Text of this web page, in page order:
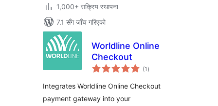
1,000+ सक्रिय स्थापना
7.1 सँग जाँच गरिएको
Worldline Online
Checkout
(1 कुल
रेटिङ्गहरू
)
Integrates Worldline Online Checkout
payment gateway into your